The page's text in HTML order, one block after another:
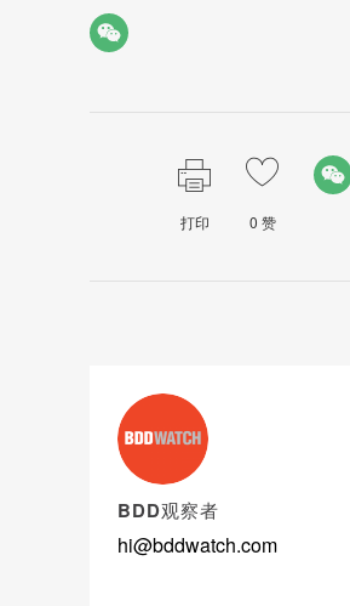
打印 0 赞
BDD观察者
hi@bddwatch.com